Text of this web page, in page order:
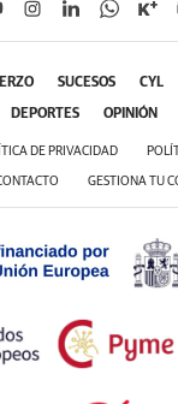
SUCESOS CYL
DEPORTES OPINIÓN
DE PRIVACIDAD
GESTIONA TU